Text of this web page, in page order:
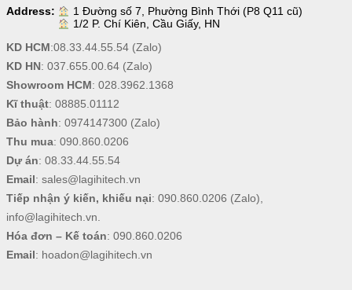
Address:
1 Đường số 7, Phường Bình Thới (P8 Q11 cũ)
1/2 P. Chí Kiên, Cầu Giấy, HN
KD HCM:08.33.44.55.54(Zalo)
KD HN: 037.655.00.64(Zalo)
Showroom HCM: 028.3962.1368
Kĩ thuật: 08885.01112
Bảo hành: 0974147300(Zalo)
Thu mua: 090.860.0206
Dự án: 08.33.44.55.54
Email: sales@lagihitech.vn
Tiếp nhận ý kiến, khiếu nại: 090.860.0206 (Zalo),
info@lagihitech.vn.
Hóa đơn – Kế toán: 090.860.0206
Email: hoadon@lagihitech.vn